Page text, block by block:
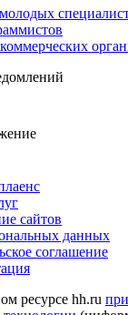
сайтов
данных
соглашение
ресурсе hh.ru